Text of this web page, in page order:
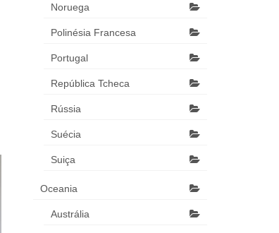
Noruega
Polinésia Francesa
Portugal
República Tcheca
Rússia
Suécia
Suiça
Oceania
Austrália